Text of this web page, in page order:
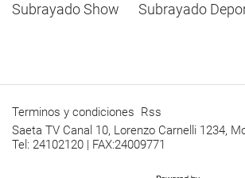
Subrayado Show Subrayado
Terminos y condiciones Rss
Saeta TV Canal 10, Lorenzo Carnelli 1234,
Tel: 24102120 | FAX:24009771